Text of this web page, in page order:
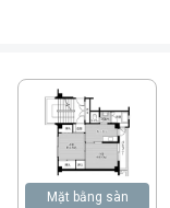
Mặt bằng sàn